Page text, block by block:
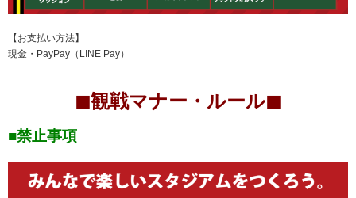
【お支払い方法】
現金・PayPay（LINE Pay）
◼︎観戦マナー・ルール◼︎
■禁止事項